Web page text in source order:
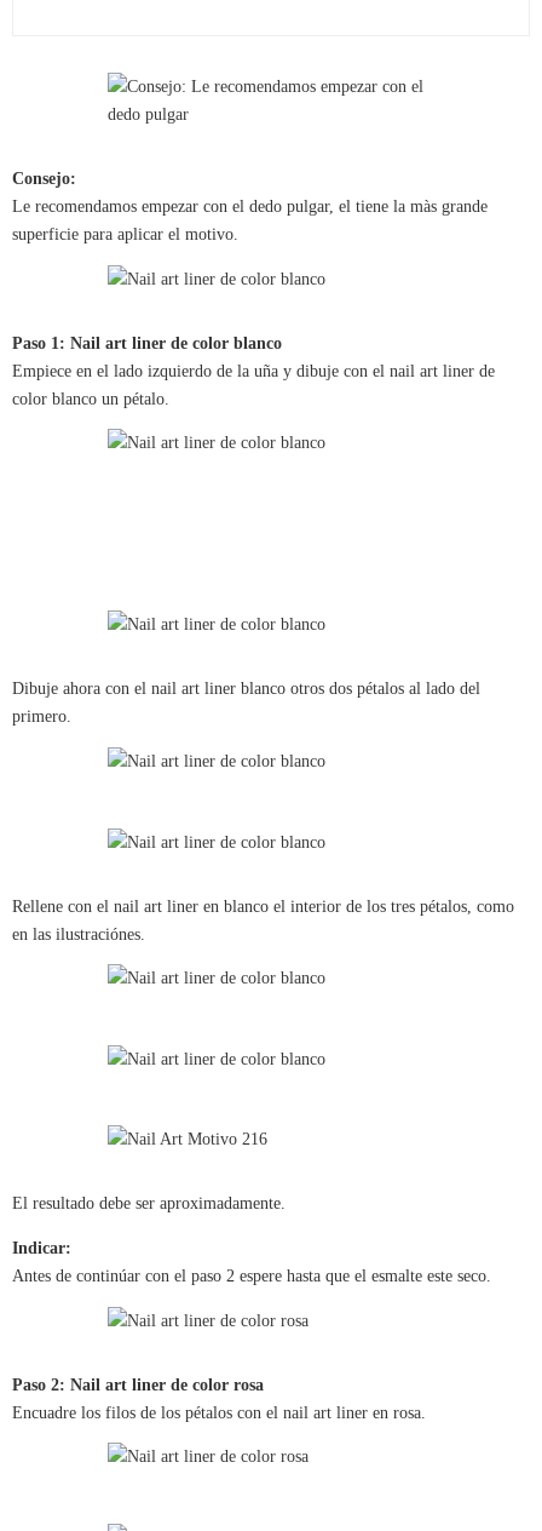
Consejo:
Le recomendamos empezar con el dedo pulgar, el tiene la màs grande
superficie para aplicar el motivo.
Paso 1: Nail art liner de color blanco
Empiece en el lado izquierdo de la uña y dibuje con el nail art liner de
color blanco un pétalo.
Dibuje ahora con el nail art liner blanco otros dos pétalos al lado del
primero.
Rellene con el nail art liner en blanco el interior de los tres pétalos, como
en las ilustraciónes.
El resultado debe ser aproximadamente.
Indicar:
Antes de continúar con el paso 2 espere hasta que el esmalte este seco.
Paso 2: Nail art liner de color rosa
Encuadre los filos de los pétalos con el nail art liner en rosa.